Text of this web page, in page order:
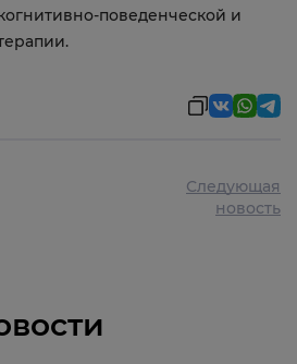
поведенческой и
Следующая
новость